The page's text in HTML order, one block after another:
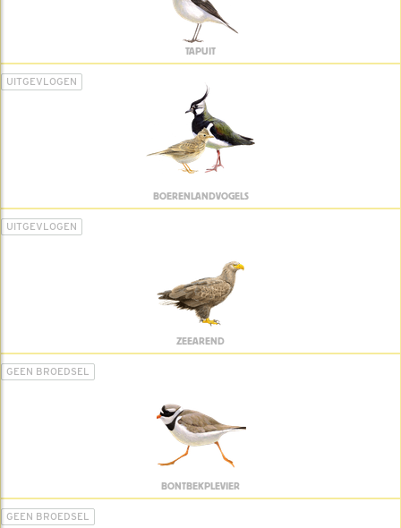
TAPUIT
UITGEVLOGEN
BOERENLANDVOGELS
UITGEVLOGEN
ZEEAREND
GEEN BROEDSEL
BONTBEKPLEVIER
GEEN BROEDSEL